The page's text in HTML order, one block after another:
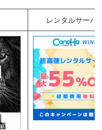
レンタルサーバ